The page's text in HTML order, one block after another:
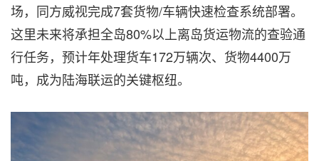
场，同方威视完成7套货物/车辆快速检查系统部署。
这里未来将承担全岛80%以上离岛货运物流的查验通
行任务，预计年处理货车172万辆次、货物4400万
吨，成为陆海联运的关键枢纽。